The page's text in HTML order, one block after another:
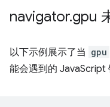
navigator.gpu
以下示例展示了当 gpu
能会遇到的 JavaScript